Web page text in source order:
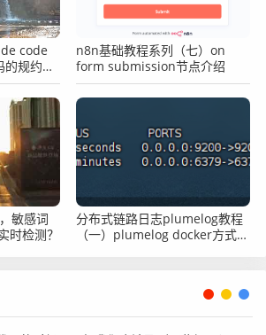
code
规约文
n8n基础教程系列（七）on
form submission节点介绍
敏感词
时检测？
分布式链路日志plumelog教程
（一）plumelog docker方式部